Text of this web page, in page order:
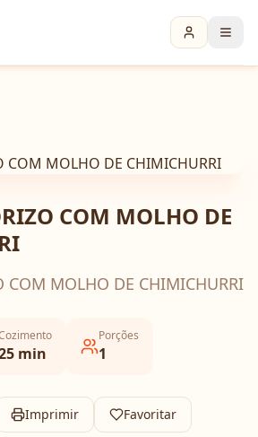
COM MOLHO DE
COM MOLHO DE CHIMICHURRI
min
Porções
1
Imprimir Favoritar